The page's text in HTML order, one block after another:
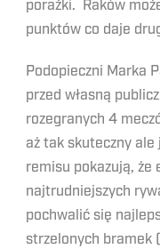
porażki. Raków
punktów co daje
Podopieczni Marka
przed własną
rozegranych 4
aż tak skuteczny
remisu pokazują, że
najtrudniejszych
pochwalić się
strzelonych bramek